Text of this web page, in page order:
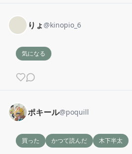
りょ @kinopio_6
気になる
ポキール@poquill
買った かつて読んだ 木下半太